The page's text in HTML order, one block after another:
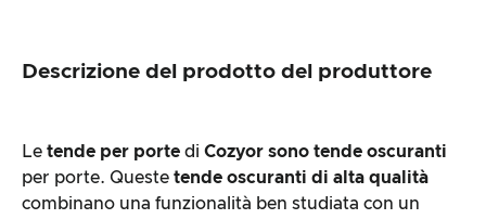
Descrizione del prodotto del produttore
Le tende per porte di Cozyor sono tende oscuranti
per porte. Queste tende oscuranti di alta qualità
combinano una funzionalità ben studiata con un